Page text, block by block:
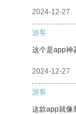
2024-12-27
游客
这个是app神
2024-12-27
游客
这款app就像